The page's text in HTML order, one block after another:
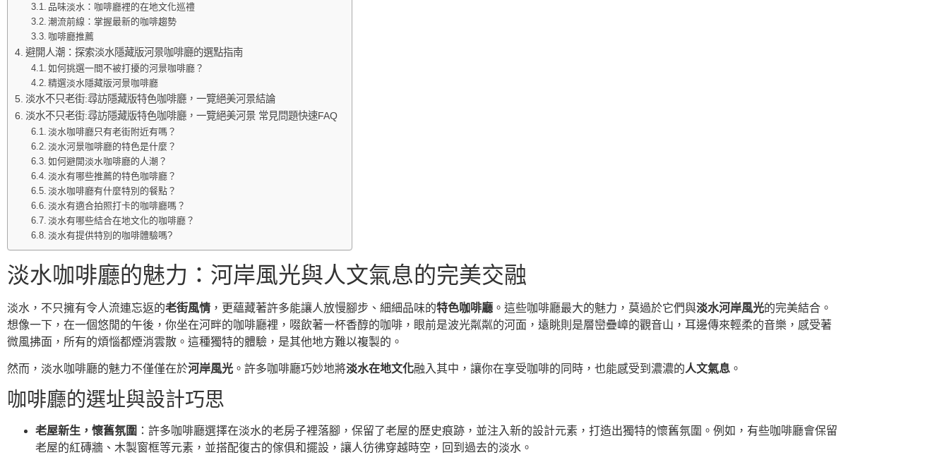
品味淡水：咖啡廳裡的在地文化巡禮
潮流前線：掌握最新的咖啡趨勢
咖啡廳推薦
避開人潮：探索淡水隱藏版河景咖啡廳的選點指南
如何挑選一間不被打擾的河景咖啡廳？
精選淡水隱藏版河景咖啡廳
淡水不只老街:尋訪隱藏版特色咖啡廳，一覽絕美河景結論
淡水不只老街:尋訪隱藏版特色咖啡廳，一覽絕美河景 常見問題快速FAQ
淡水咖啡廳只有老街附近有嗎？
淡水河景咖啡廳的特色是什麼？
如何避開淡水咖啡廳的人潮？
淡水有哪些推薦的特色咖啡廳？
淡水咖啡廳有什麼特別的餐點？
淡水有適合拍照打卡的咖啡廳嗎？
淡水有哪些結合在地文化的咖啡廳？
淡水有提供特別的咖啡體驗嗎?
淡水咖啡廳的魅力：河岸風光與人文氣息的完美交融
淡水，不只擁有令人流連忘返的老街風情 ，更蘊藏著許多能讓人放慢腳步、細細品味的特色咖啡廳 。這些咖啡廳最大的魅力，莫過於它們與淡水河岸風光的完美結合。
想像一下，在一個悠閒的午後，你坐在河畔的咖啡廳裡，啜飲著一杯香醇的咖啡，眼前是波光粼粼的河面，遠眺則是層巒疊嶂的觀音山，耳邊傳來輕柔的音樂，感受著
微風拂面，所有的煩惱都煙消雲散。這種獨特的體驗，是其他地方難以複製的。
然而，淡水咖啡廳的魅力不僅僅在於河岸風光 。許多咖啡廳巧妙地將淡水在地文化融入其中，讓你在享受咖啡的同時，也能感受到濃濃的人文氣息 。
咖啡廳的選址與設計巧思
老屋新生，懷舊氛圍 ：許多咖啡廳選擇在淡水的老房子裡落腳，保留了老屋的歷史痕跡，並注入新的設計元素，打造出獨特的懷舊氛圍。例如，有些咖啡廳會保留
老屋的紅磚牆、木製窗框等元素，並搭配復古的傢俱和擺設，讓人彷彿穿越時空，回到過去的淡水。